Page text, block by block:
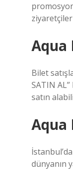
Aqua
Bilet
SATIN
satın
Aqua
dünyanın